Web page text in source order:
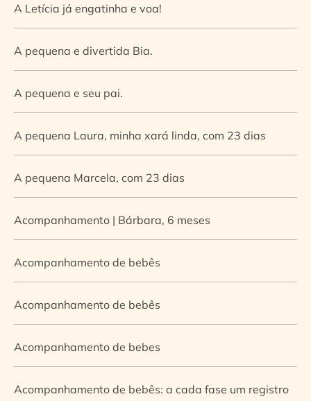
A Letícia já engatinha e voa!
A pequena e divertida Bia.
A pequena e seu pai.
A pequena Laura, minha xará linda, com 23 dias
A pequena Marcela, com 23 dias
Acompanhamento | Bárbara, 6 meses
Acompanhamento de bebês
Acompanhamento de bebês
Acompanhamento de bebes
Acompanhamento de bebês: a cada fase um registro